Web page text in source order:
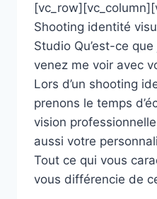
Shooting identité
Studio Qu’est-ce
venez me voir avec
Lors d’un shooting
prenons le temps
vision
aussi votre
Tout ce qui vous
vous différencie de